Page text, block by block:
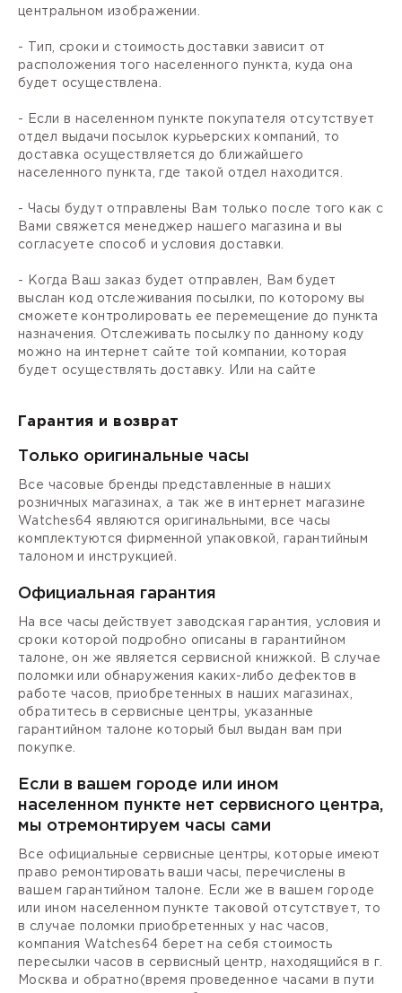
центральном изображении.
- Тип, сроки и стоимость доставки зависит от
расположения того населенного пункта, куда она
будет осуществлена.
- Если в населенном пункте покупателя отсутствует
отдел выдачи посылок курьерских компаний, то
доставка осуществляется до ближайшего
населенного пункта, где такой отдел находится.
- Часы будут отправлены Вам только после того как с
Вами свяжется менеджер нашего магазина и вы
согласуете способ и условия доставки.
- Когда Ваш заказ будет отправлен, Вам будет
выслан код отслеживания посылки, по которому вы
сможете контролировать ее перемещение до пункта
назначения. Отслеживать посылку по данному коду
можно на интернет сайте той компании, которая
будет осуществлять доставку. Или на сайте
Гарантия и возврат
Только оригинальные часы
Все часовые бренды представленные в наших
розничных магазинах, а так же в интернет магазине
Watches64 являются оригинальными, все часы
комплектуются фирменной упаковкой, гарантийным
талоном и инструкцией.
Официальная гарантия
На все часы действует заводская гарантия, условия и
сроки которой подробно описаны в гарантийном
талоне, он же является сервисной книжкой. В случае
поломки или обнаружения каких-либо дефектов в
работе часов, приобретенных в наших магазинах,
обратитесь в сервисные центры, указанные
гарантийном талоне который был выдан вам при
покупке.
Если в вашем городе или ином
населенном пункте нет сервисного центра,
мы отремонтируем часы сами
Все официальные сервисные центры, которые имеют
право ремонтировать ваши часы, перечислены в
вашем гарантийном талоне. Если же в вашем городе
или ином населенном пункте таковой отсутствует, то
в случае поломки приобретенных у нас часов,
компания Watches64 берет на себя стоимость
пересылки часов в сервисный центр, находящийся в г.
Москва и обратно(время проведенное часами в пути